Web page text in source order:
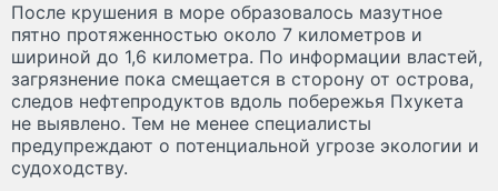
После крушения в море образовалось мазутное
пятно протяженностью около 7 километров и
шириной до 1,6 километра. По информации властей,
загрязнение пока смещается в сторону от острова,
следов нефтепродуктов вдоль побережья Пхукета
не выявлено. Тем не менее специалисты
предупреждают о потенциальной угрозе экологии и
судоходству.